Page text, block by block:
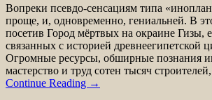
Вопреки псевдо-сенсациям типа
проще, и, одновременно, гениальней. В
посетив Город мёртвых на окраине Гизы,
связанных с историей древнеегипетской
Огромные ресурсы, обширные познания
мастерство и труд сотен тысяч
Continue Reading →